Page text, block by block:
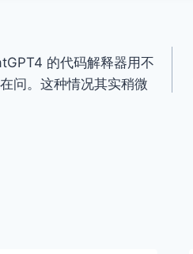
的代码解释器用不
问。这种情况其实稍微